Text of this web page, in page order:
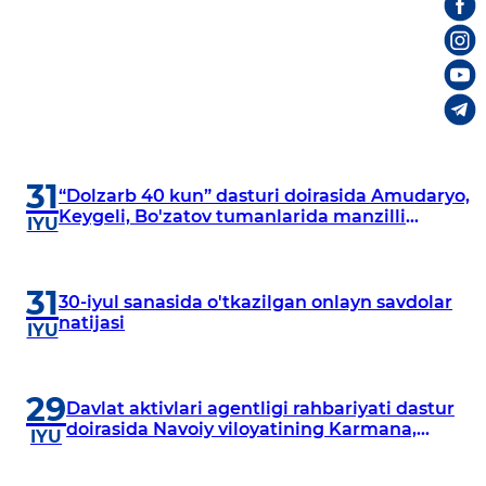
31
IYU
“Dolzarb 40 kun” dasturi doirasida Amudaryo,
Keygeli, Bo'zatov tumanlarida manzilli
31
IYU
30-iyul sanasida o'tkazilgan onlayn savdolar
natijasi
29
IYU
Davlat aktivlari agentligi rahbariyati dastur
doirasida Navoiy viloyatining Karmana,